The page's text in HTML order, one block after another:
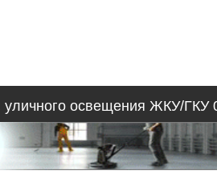
уличного освещения ЖКУ/ГКУ